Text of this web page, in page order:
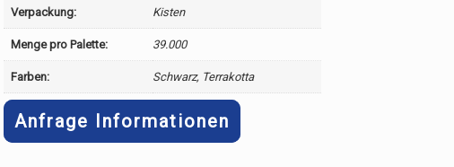
Verpackung: Kisten
Menge pro Palette: 39.000
Farben: Schwarz, Terrakotta
Anfrage Informationen